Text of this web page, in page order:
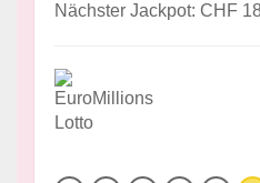
Nächster Jackpot: CHF